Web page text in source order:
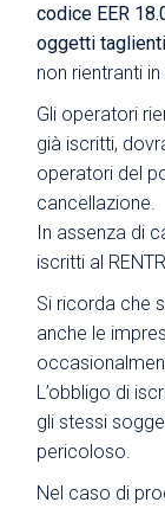
codice EER
oggetti
non rientranti
Gli operatori
già iscritti,
operatori del
cancellazione.
In assenza di
iscritti al
Si ricorda che
anche le
L’obbligo di
gli stessi
pericoloso.
Nel caso di